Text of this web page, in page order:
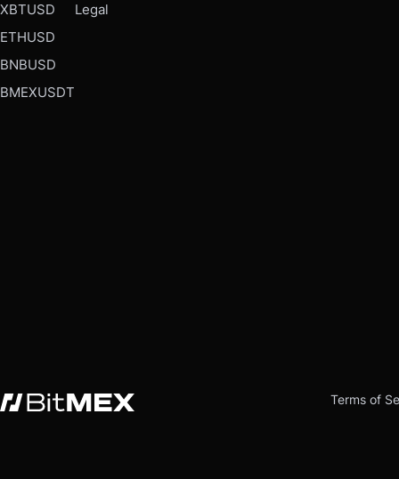
XBTUSD
ETHUSD
BNBUSD
BMEXUSDT
Legal
Terms of